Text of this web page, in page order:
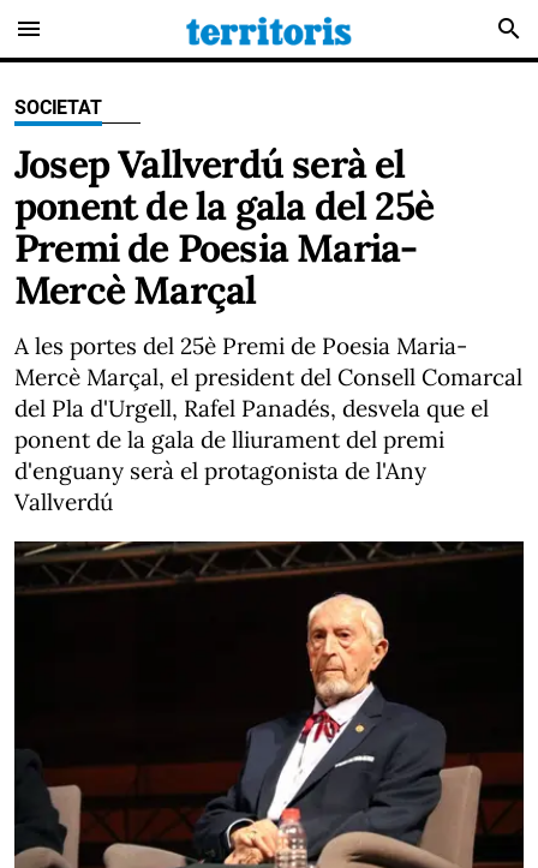
menu search
SOCIETAT
Josep Vallverdú serà el
ponent de la gala del 25è
Premi de Poesia Maria-
Mercè Marçal
A les portes del 25è Premi de Poesia Maria-
Mercè Marçal, el president del Consell Comarcal
del Pla d'Urgell, Rafel Panadés, desvela que el
ponent de la gala de lliurament del premi
d'enguany serà el protagonista de l'Any
Vallverdú